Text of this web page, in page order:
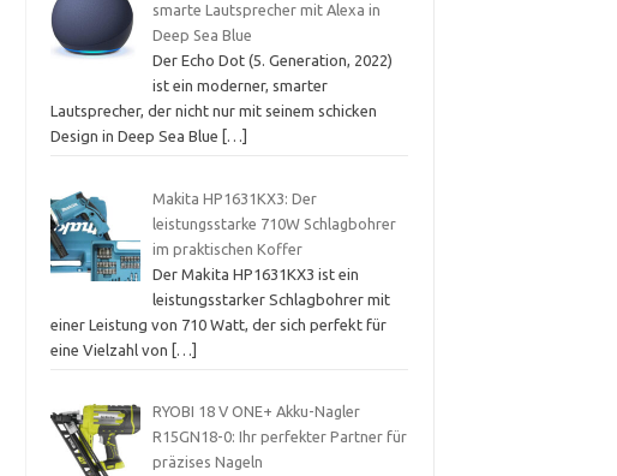
smarte Lautsprecher mit Alexa in
Deep Sea Blue
Der Echo Dot (5. Generation, 2022)
ist ein moderner, smarter
Lautsprecher, der nicht nur mit seinem schicken
Design in Deep Sea Blue
[…]
Makita HP1631KX3: Der
leistungsstarke 710W Schlagbohrer
im praktischen Koffer
Der Makita HP1631KX3 ist ein
leistungsstarker Schlagbohrer mit
einer Leistung von 710 Watt, der sich perfekt für
eine Vielzahl von
[…]
RYOBI 18 V ONE+ Akku-Nagler
R15GN18-0: Ihr perfekter Partner für
präzises Nageln